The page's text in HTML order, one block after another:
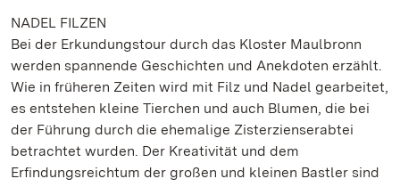
NADEL FILZEN
Bei der Erkundungstour durch das Kloster Maulbronn
werden spannende Geschichten und Anekdoten erzählt.
Wie in früheren Zeiten wird mit Filz und Nadel gearbeitet,
es entstehen kleine Tierchen und auch Blumen, die bei
der Führung durch die ehemalige Zisterzienserabtei
betrachtet wurden. Der Kreativität und dem
Erfindungsreichtum der großen und kleinen Bastler sind